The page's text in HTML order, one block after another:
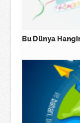
Bu Dünya